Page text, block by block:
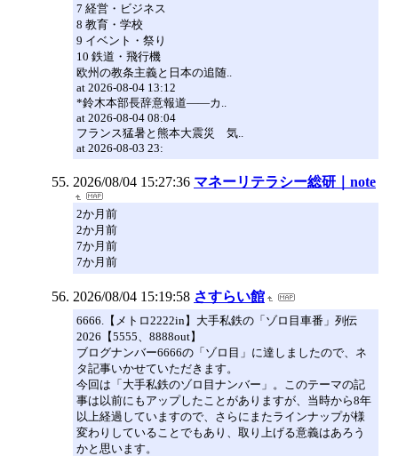
7 経営・ビジネス
8 教育・学校
9 イベント・祭り
10 鉄道・飛行機
欧州の教条主義と日本の追随..
at 2026-08-04 13:12
*鈴木本部長辞意報道――カ..
at 2026-08-04 08:04
フランス猛暑と熊本大震災 気..
at 2026-08-03 23:
2026/08/04 15:27:36 マネーリテラシー総研｜note
2か月前
2か月前
7か月前
7か月前
2026/08/04 15:19:58 さすらい館
6666.【メトロ2222in】大手私鉄の「ゾロ目車番」列伝
2026【5555、8888out】
ブログナンバー6666の「ゾロ目」に達しましたので、ネ
タ記事いかせていただきます。
今回は「大手私鉄のゾロ目ナンバー」。このテーマの記
事は以前にもアップしたことがありますが、当時から8年
以上経過していますので、さらにまたラインナップが様
変わりしていることでもあり、取り上げる意義はあろう
かと思います。